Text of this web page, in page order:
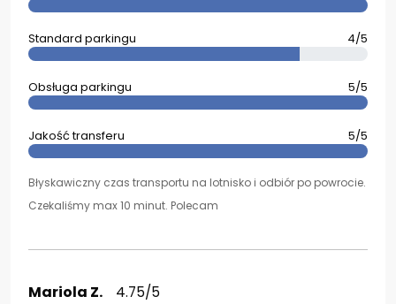
Standard parkingu 4/5
Obsługa parkingu 5/5
Jakość transferu 5/5
Błyskawiczny czas transportu na lotnisko i odbiór po powrocie.
Czekaliśmy max 10 minut. Polecam
Mariola Z. 4.75/5